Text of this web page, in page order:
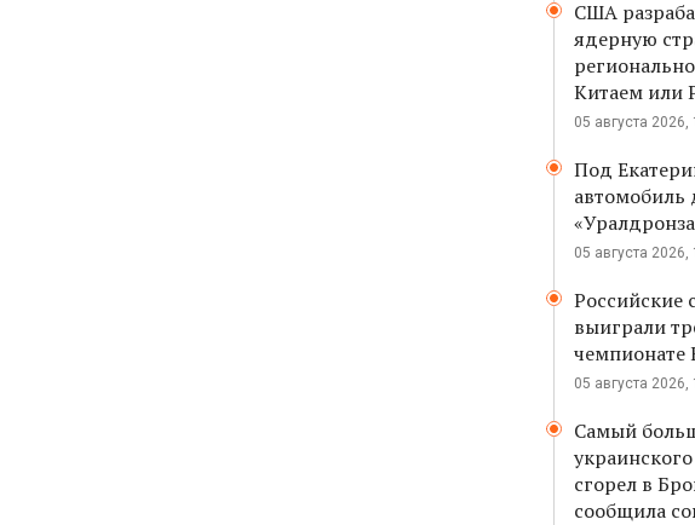
США
ядерную
Китаем или
05 августа 2026,
Под
автомобиль
05 августа 2026,
Российские
выиграли
чемпионате
05 августа 2026,
Самый
сгорел в
сообщила